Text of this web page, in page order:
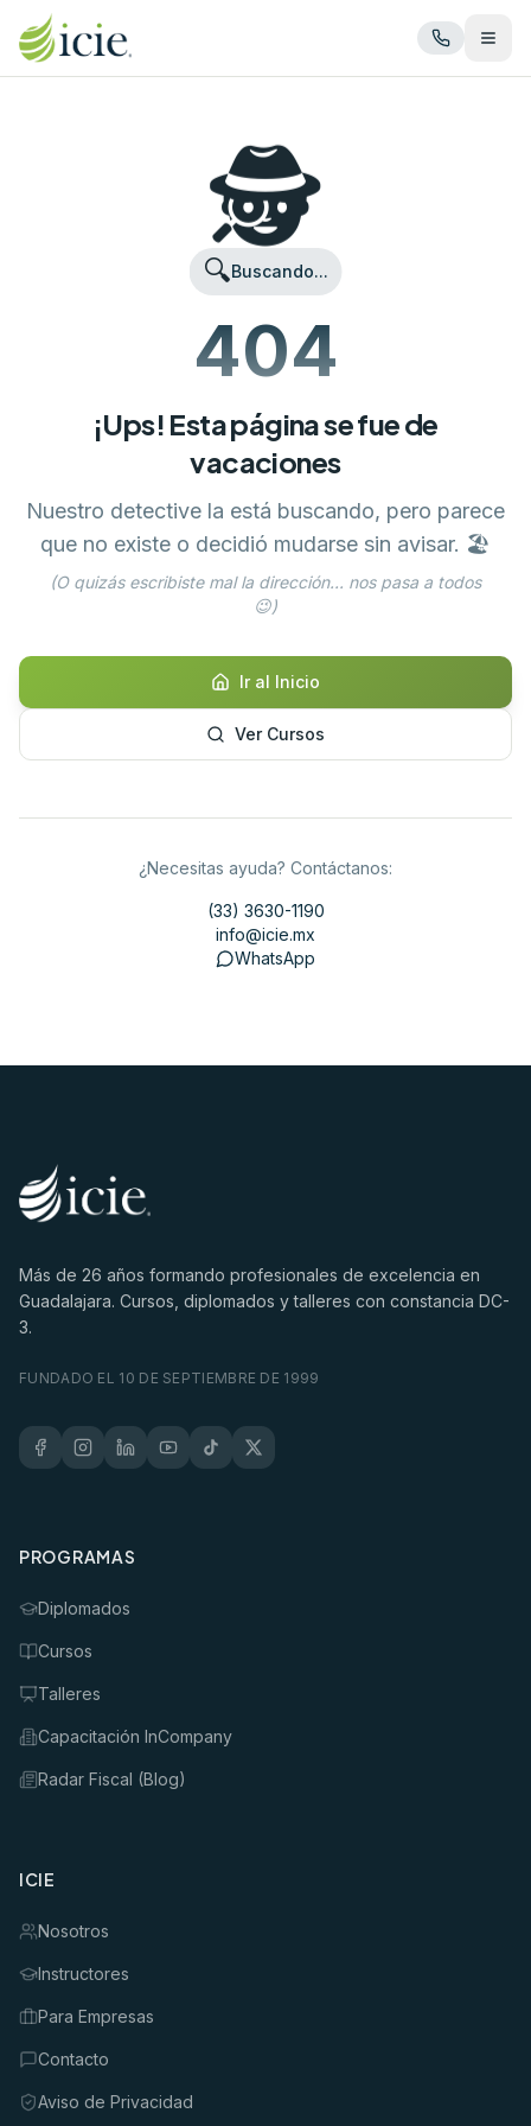
Abrir
🕵️
🔍Buscando...
404
¡Ups! Esta página se fue de
vacaciones
Nuestro detective la está buscando, pero parece
que no existe o decidió mudarse sin avisar. 🏖️
(O quizás escribiste mal la dirección... nos pasa a todos
😉)
Ir al Inicio
Ver Cursos
¿Necesitas ayuda? Contáctanos:
(33) 3630-1190
info@icie.mx
WhatsApp
Más de 26 años formando profesionales de excelencia en
Guadalajara. Cursos, diplomados y talleres con constancia DC-
3.
FUNDADO EL 10 DE SEPTIEMBRE DE 1999
PROGRAMAS
Diplomados
Cursos
Talleres
Capacitación InCompany
Radar Fiscal (Blog)
ICIE
Nosotros
Instructores
Para Empresas
Contacto
Aviso de Privacidad